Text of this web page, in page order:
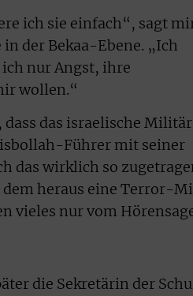
ich sie einfach“, sagt
der Bekaa-Ebene. „Ich
ich nur Angst, ihre
wollen.“
das israelische Militär
Führer mit seiner
das wirklich so
dem heraus eine Terror-
vieles nur vom
die Sekretärin der